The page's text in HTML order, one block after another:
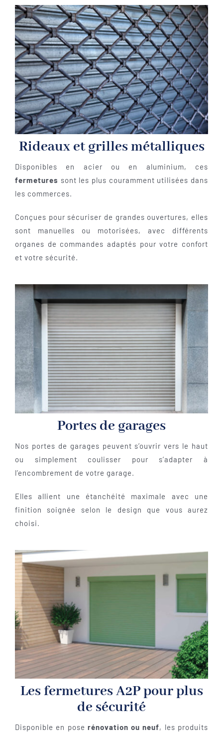
Rideaux et grilles métalliques
Disponibles en acier ou en aluminium, ces
fermetures sont les plus couramment utilisées dans
les commerces.
Conçues pour sécuriser de grandes ouvertures, elles
sont manuelles ou motorisées, avec différents
organes de commandes adaptés pour votre confort
et votre sécurité.
Portes de garages
Nos portes de garages peuvent s’ouvrir vers le haut
ou simplement coulisser pour s’adapter à
l’encombrement de votre garage.
Elles allient une étanchéité maximale avec une
finition soignée selon le design que vous aurez
choisi.
Les fermetures A2P pour plus
de sécurité
Disponible en pose rénovation ou neuf, les produits